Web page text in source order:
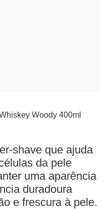
Woody 400ml
shave que ajuda
da pele
uma aparência
duradoura
e frescura à pele.